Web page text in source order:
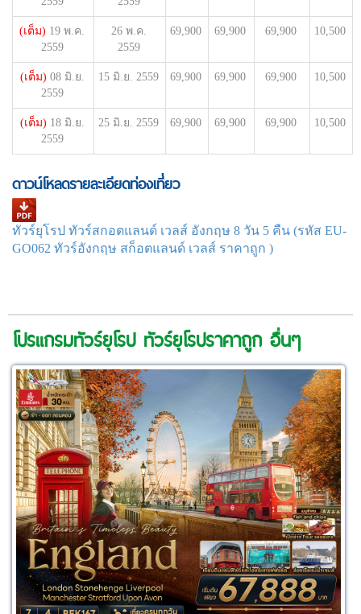
(เต็ม) 19 พ.ค.
2559
26 พ.ค.
2559
69,900 69,900 69,900 10,500
(เต็ม) 08 มิ.ย.
2559
15 มิ.ย. 2559 69,900 69,900 69,900 10,500
(เต็ม) 18 มิ.ย.
2559
25 มิ.ย. 2559 69,900 69,900 69,900 10,500
ดาวน์โหลดรายละเอียดท่องเที่ยว
ทัวร์ยุโรป ทัวร์สกอตแลนด์ เวลส์ อังกฤษ 8 วัน 5 คืน (รหัส EU-
GO062 ทัวร์อังกฤษ สก็อตแลนด์ เวลส์ ราคาถูก )
โปรแกรมทัวร์ยุโรป ทัวร์ยุโรปราคาถูก อื่นๆ